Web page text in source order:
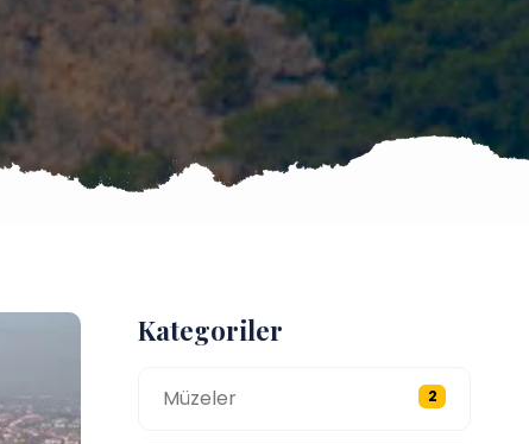
Kategoriler
Müzeler 2